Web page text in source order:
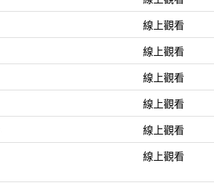
線上觀看
線上觀看
線上觀看
線上觀看
線上觀看
線上觀看